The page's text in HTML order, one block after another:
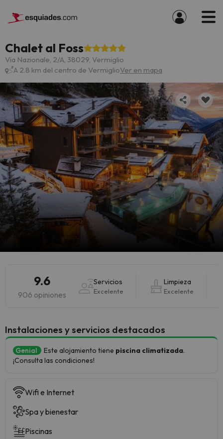
Chalet al Foss
Via Nazionale, 2/A, 38029, Vermiglio
A 2.8 km del centro de VermiglioVer en mapa
9.6
906 opiniones
Servicios
Excelente
Limpieza
Excelente
Instalaciones y servicios destacados
Genial Este alojamiento tiene piscina climatizada.
¡Consulta las condiciones!
Wifi e Internet
Spa y bienestar
Piscinas